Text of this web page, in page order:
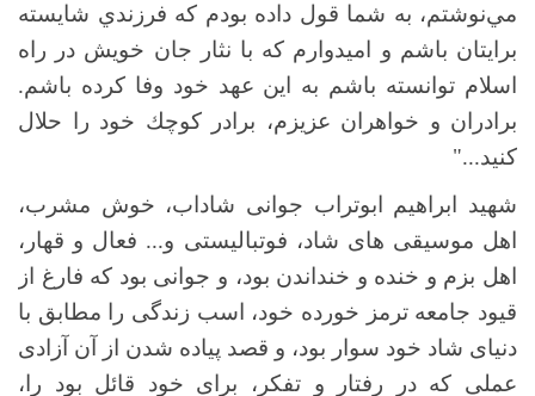
مي‌نوشتم، به شما قول داده بودم كه فرزندي شايسته
برايتان باشم و اميدوارم كه با نثار جان خويش در راه
اسلام توانسته باشم به اين عهد خود وفا كرده باشم.
برادران و خواهران عزيزم، برادر كوچك خود را حلال
كنيد..."
شهید ابراهیم ابوتراب جوانی شاداب، خوش مشرب،
اهل موسیقی های شاد، فوتبالیستی و... فعال و قهار،
اهل بزم و خنده و خنداندن بود، و جوانی بود که فارغ از
قیود جامعه ترمز خورده خود، اسب زندگی را مطابق با
دنیای شاد خود سوار بود، و قصد پیاده شدن از آن آزادی
عملی که در رفتار و تفکر، برای خود قائل بود را،